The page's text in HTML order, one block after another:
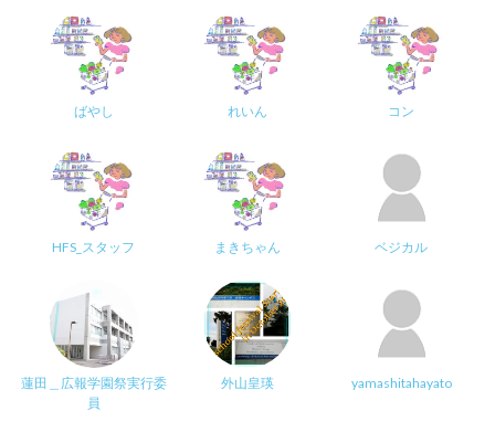
ばやし れいん コン
HFS_スタッフ まきちゃん ベジカル
蓮田＿広報学園祭実行委
員
外山皇瑛 yamashitahayato